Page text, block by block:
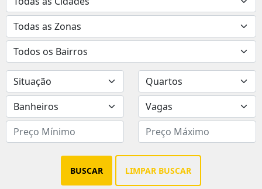
BUSCAR LIMPAR BUSCAR